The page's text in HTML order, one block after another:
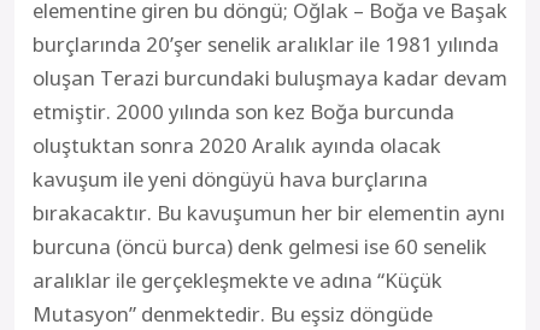
elementine giren bu döngü; Oğlak – Boğa ve Başak
burçlarında 20’şer senelik aralıklar ile 1981 yılında
oluşan Terazi burcundaki buluşmaya kadar devam
etmiştir. 2000 yılında son kez Boğa burcunda
oluştuktan sonra 2020 Aralık ayında olacak
kavuşum ile yeni döngüyü hava burçlarına
bırakacaktır. Bu kavuşumun her bir elementin aynı
burcuna (öncü burca) denk gelmesi ise 60 senelik
aralıklar ile gerçekleşmekte ve adına “Küçük
Mutasyon” denmektedir. Bu eşsiz döngüde